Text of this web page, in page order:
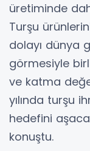
üretiminde
Turşu
dolayı dünya
görmesiyle
ve katma
yılında turşu
hedefini
konuştu.